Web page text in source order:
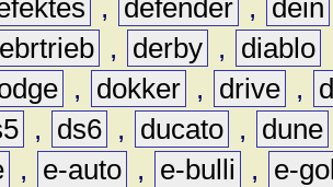
, defender , dein
, derby , diablo
, dokker , drive ,
, ds6 , ducato , dune
, e-auto , e-bulli ,
e-